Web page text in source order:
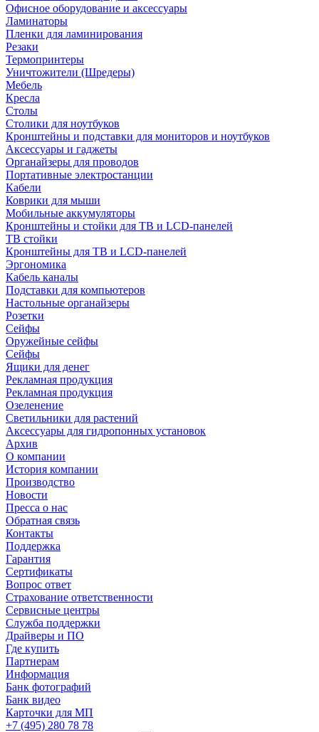
Офисное оборудование и аксессуары
Ламинаторы
Пленки для ламинирования
Резаки
Термопринтеры
Уничтожители (Шредеры)
Мебель
Кресла
Столы
Столики для ноутбуков
Кронштейны и подставки для мониторов и ноутбуков
Аксессуары и гаджеты
Органайзеры для проводов
Портативные электростанции
Кабели
Коврики для мыши
Мобильные аккумуляторы
Кронштейны и стойки для ТВ и LCD-панелей
ТВ стойки
Кронштейны для ТВ и LCD-панелей
Эргономика
Кабель каналы
Подставки для компьютеров
Настольные органайзеры
Розетки
Сейфы
Оружейные сейфы
Сейфы
Ящики для денег
Рекламная продукция
Рекламная продукция
Озеленение
Светильники для растений
Аксессуары для гидропонных установок
Архив
О компании
История компании
Производство
Новости
Пресса о нас
Обратная связь
Контакты
Поддержка
Гарантия
Сертификаты
Вопрос ответ
Страхование ответственности
Сервисные центры
Служба поддержки
Драйверы и ПО
Где купить
Партнерам
Информация
Банк фотографий
Банк видео
Карточки для МП
+7 (495) 280 78 78